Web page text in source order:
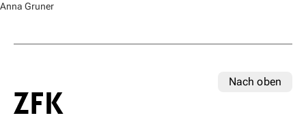
Anna Gruner
Nach oben